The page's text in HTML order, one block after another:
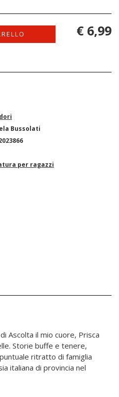
€ 6,99
Bussolati
per ragazzi
Ascolta il mio cuore, Prisca
Storie buffe e tenere,
ritratto di famiglia
italiana di provincia nel